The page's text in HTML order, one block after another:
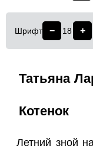
Шрифт − 18 +
Татьяна
Котенок
Летний зной